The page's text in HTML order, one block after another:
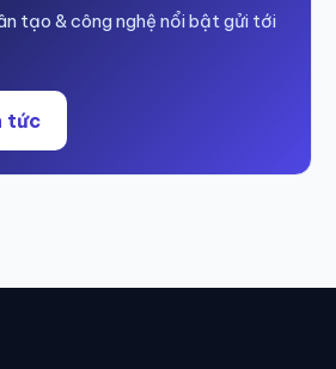
tạo & công nghệ nổi bật gửi tới
tức